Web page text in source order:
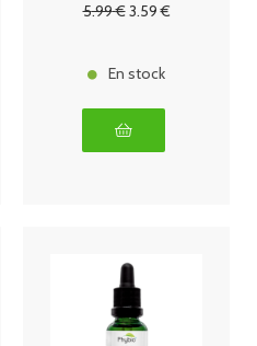
5.99€3.59€
En stock